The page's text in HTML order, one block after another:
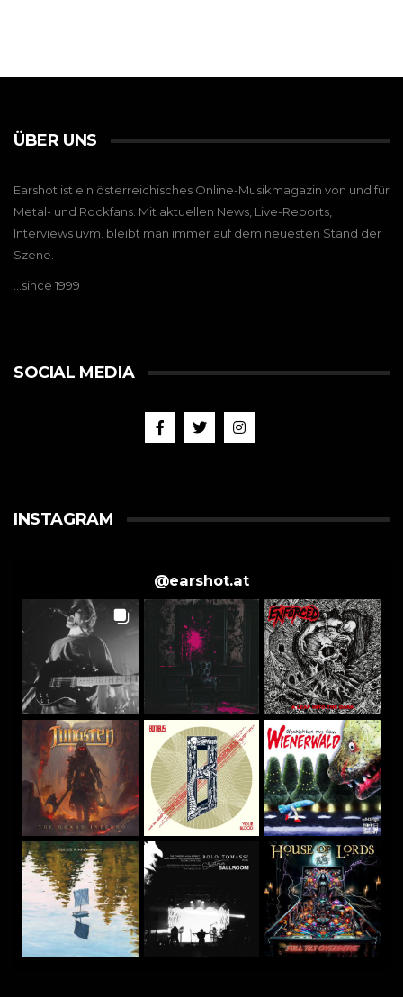
ÜBER UNS
Earshot ist ein österreichisches Online-Musikmagazin von und für
Metal- und Rockfans. Mit aktuellen News, Live-Reports,
Interviews uvm. bleibt man immer auf dem neuesten Stand der
Szene.
…since 1999
SOCIAL MEDIA
INSTAGRAM
@earshot.at